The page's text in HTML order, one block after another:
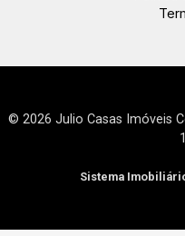
© 2026 Julio Casas Imóveis
Sistema